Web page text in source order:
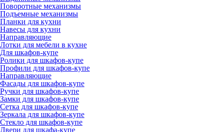
Поворотные механизмы
Подъемные механизмы
Планки для кухни
Навесы для кухни
Направляющие
Лотки для мебели в кухне
Для шкафов-купе
Ролики для шкафов-купе
Профили для шкафов-купе
Направляющие
Фасады для шкафов-купе
Ручки для шкафов-купе
Замки для шкафов-купе
Сетка для шкафов-купе
Зеркала для шкафов-купе
Стекло для шкафов-купе
Двери для шкафа-купе